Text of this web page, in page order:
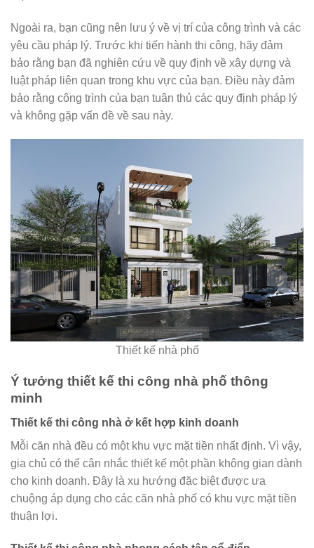
Ngoài ra, bạn cũng nên lưu ý về vị trí của công trình và các
yêu cầu pháp lý. Trước khi tiến hành thi công, hãy đảm
bảo rằng bạn đã nghiên cứu về quy định về xây dựng và
luật pháp liên quan trong khu vực của bạn. Điều này đảm
bảo rằng công trình của bạn tuân thủ các quy định pháp lý
và không gặp vấn đề về sau này.
Thiết kế nhà phố
Ý tưởng thiết kế thi công nhà phố thông
minh
Thiết kế thi công nhà ở kết hợp kinh doanh
Mỗi căn nhà đều có một khu vực mặt tiền nhất định. Vì vậy,
gia chủ có thể cân nhắc thiết kế một phần không gian dành
cho kinh doanh. Đây là xu hướng đặc biệt được ưa
chuộng áp dụng cho các căn nhà phố có khu vực mặt tiền
thuận lợi.